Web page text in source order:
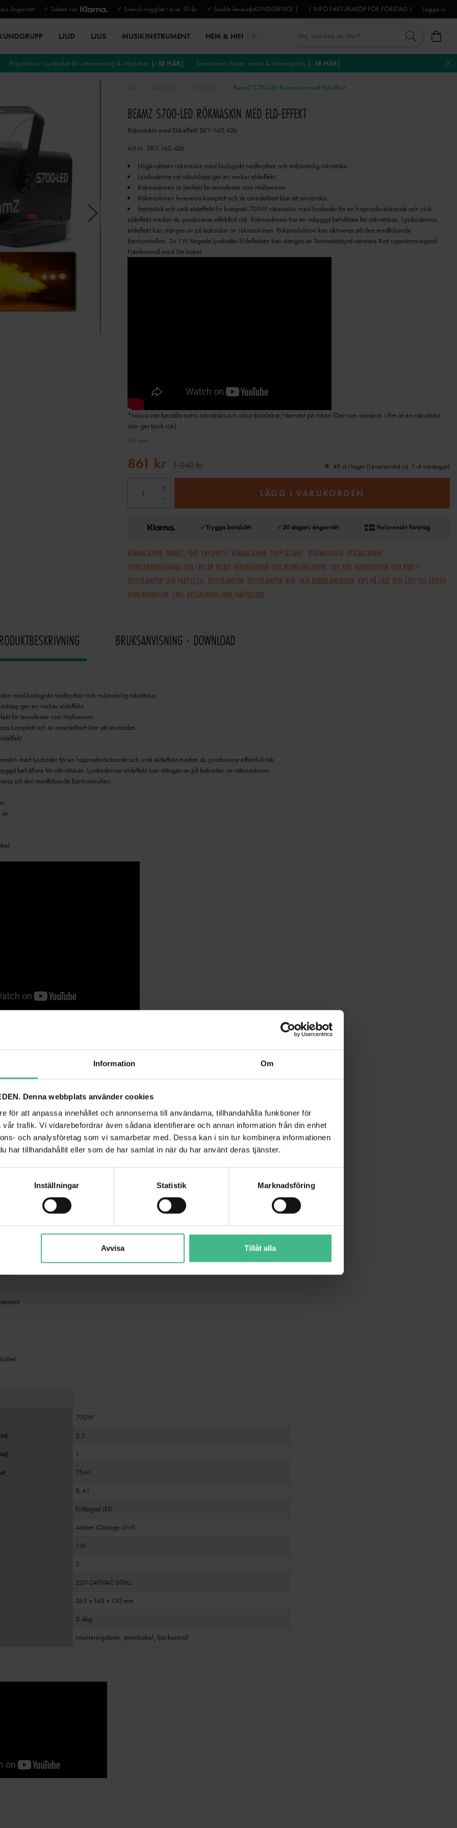
Information Om
Denna webbplats använder cookies
för att anpassa innehållet och annonserna till användarna, tillhandahålla funktioner för
trafik. Vi vidarebefordrar även sådana identifierare och annan information från din enhet
och analysföretag som vi samarbetar med. Dessa kan i sin tur kombinera informationen
har tillhandahållit eller som de har samlat in när du har använt deras tjänster.
Inställningar Statistik Marknadsföring
Avvisa Tillåt alla
ångerrätt ✓ Säkert via ✓ Svensk trygghet i över 50 år ✓ Snabb leverans| KUNDSERVICE | | INFO FAKTURAKÖP FÖR FÖRETAG | Logga in
LJUD LJUS MUSIKINSTRUMENT HEM & HIFI MIKROFONER DJ-UTRUSTNING TROSS
Populärt nu! Ljudpaket för uteservering & uteplatser |› SE HÄR| Sommarens fester, event & hemmaparty |› SE HÄR|
BeamZ S700-LED Rökmaskin med Eld-effekt
BEAMZ S700-LED RÖKMASKIN MED ELD-EFFEKT
Rökmaskin med Eld-effekt SKY-160.426
Art nr: SKY-160.426
Högkvalitativ rökmaskin med biologiskt nedbrytbar och miljövänlig rökvätska.
Lysdioderna vid rökutsläpp ger en vacker eldeffekt.
Rökmaskinen är perfekt för temafester som Halloween.
Rökmaskinen levereras komplett och är omedelbart klar att användas.
Fantastisk och unik eldeffekt En kompakt 700W rökmaskin med lysdioder för en häpnadsväckande och unik
eldeffekt medan du producerar effektfull rök. Rökmaskinen har en inbyggd behållare för rökvätskan. Lysdiodernas
eldeffekt kan stängas av på baksidan av rökmaskinen. Rökproduktion kan aktiveras på den medföljande
fjärrkontrollen. 3x 1W färgade lysdioder Eldeffekten kan stängas av Termostatstyrd värmare Kort uppvärmningstid
Fjärrkontroll med 3m kabel
*Missa inte beställa extra rökvätska och olika tjocklekar/densitet på röken (Det som används i film är en rökvätska
som ger tjock rök)
Läs mer
861 kr 1 042 kr 40 st i lager (Leveranstid ca. 1-4 vardagar)
LÄGG I VARUKORGEN
✓Trygga betalsätt ✓30 dagars ångerrätt Helsvenskt företag
RÖKMASKINER, BUBBEL/SNÖ PRISPRESS RÖKMASKINER TOPPSÄLJARE - RÖKMASKINER RÖKMASKINER
SPORTARRANGEMANG OCH SPELAR INTRO RÖKMASKINER OCH BUBBELMASKINER TIPS FÖR HEMMAFESTER OCH PARTY
DISCOLAMPOR OCH PARTYLJUS DISCOLAMPOR DISCOLAMPOR RÖK- OCH BUBBELMASKINER TIPS PÅ LJUD OCH LJUS TILL FESTEN
BOWLINGHALLAR LJUS RESTAURANG/BAR/NATTKLUBB
BRUKSANVISNING - DOWNLOAD
med lysdioder för en häpnadsväckande och unik eldeffekt medan du producerar effektfull rök.
behållare för rökvätskan. Lysdiodernas eldeffekt kan stängas av på baksidan av rökmaskinen.
på den medföljande fjärrkontrollen.
av
rökvätska och olika tjocklekar/densitet på röken (Det som används i film är en rökvätska som ger tjock
med amberfärgade lysdioder som ger en fantastisk och unik lågaffekt när rök
har en inbyggd behållare för dimvätskan.Lågeffekten kan stängas av på baksidan om så
Det är viktigt att rengöra din partyrökmaskin regelbundet, särskilt om du planerar att inte använda
regelbundet underhålla din rökmaskin förhindrar du att kvarvarande rökväska byggs upp i rören, vilket
vid rökproduktion
av
700W
3.5
1
75m³
0,4 l
Enfärgad LED
Amber (Orange-Gul)
1W
3
220-240VAC 50Hz
265 x 145 x 130 mm
2.4kg
Monteringsfäste, strömkabel, fjärrkontroll